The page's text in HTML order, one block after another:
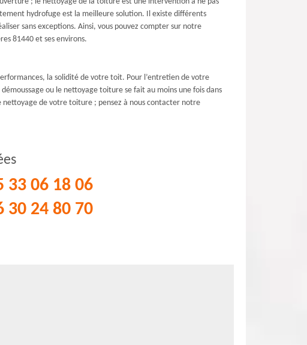
hydrofuge est la meilleure solution. Il existe différents
sans exceptions. Ainsi, vous pouvez compter sur notre
81440 et ses environs.
la solidité de votre toit. Pour l’entretien de votre
ou le nettoyage toiture se fait au moins une fois dans
nettoyage de votre toiture ; pensez à nous contacter notre
33 06 18 06
30 24 80 70